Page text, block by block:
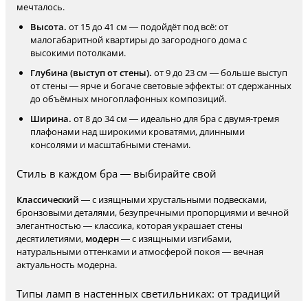
мечталось.
Высота. от 15 до 41 см — подойдёт под всё: от
малогабаритной квартиры до загородного дома с
высокими потолками.
Глубина (выступ от стены). от 9 до 23 см — больше выступ
от стены — ярче и богаче световые эффекты: от сдержанных
до объёмных многоплафонных композиций.
Ширина. от 8 до 34 см — идеально для бра с двумя-тремя
плафонами над широкими кроватями, длинными
консолями и масштабными стенами.
Стиль в каждом бра — выбирайте свой
Классический — с изящными хрустальными подвесками,
бронзовыми деталями, безупречными пропорциями и вечной
элегантностью — классика, которая украшает стены
десятилетиями, модерн— с изящными изгибами,
натуральными оттенками и атмосферой покоя — вечная
актуальность модерна.
Типы ламп в настенных светильниках: от традиций